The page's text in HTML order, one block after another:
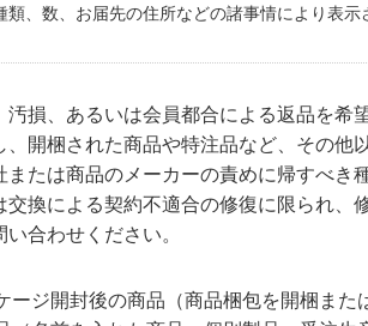
、数、お届先の住所などの諸事情により表
汚損、あるいは会員都合による返品を
、開梱された商品や特注品など、その
または商品のメーカーの責めに帰すべ
交換による契約不適合の修復に限られ
合わせください。
ジ開封後の商品（商品梱包を開梱また